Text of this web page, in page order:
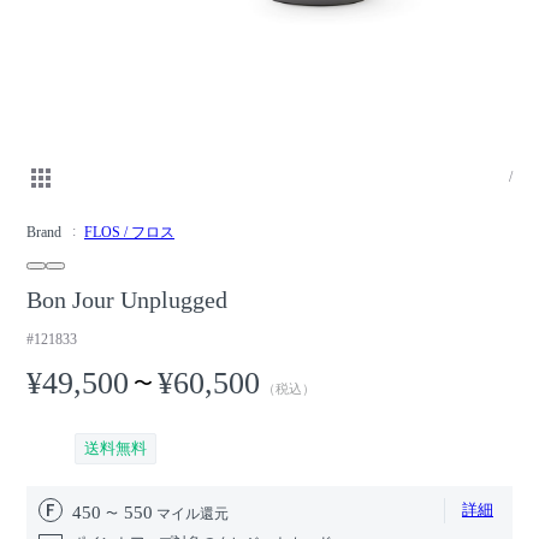
/
Brand FLOS / フロス
Bon Jour Unplugged
#121833
¥49,500 〜 ¥60,500 （税込）
送料無料
450 550 マイル還元 詳細